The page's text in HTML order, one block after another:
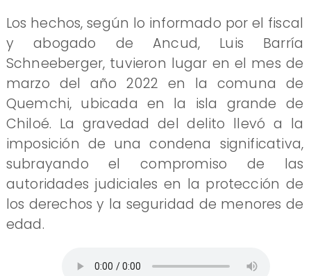
Los hechos, según lo informado por el fiscal
y abogado de Ancud, Luis Barría
Schneeberger, tuvieron lugar en el mes de
marzo del año 2022 en la comuna de
Quemchi, ubicada en la isla grande de
Chiloé. La gravedad del delito llevó a la
imposición de una condena significativa,
subrayando el compromiso de las
autoridades judiciales en la protección de
los derechos y la seguridad de menores de
edad.